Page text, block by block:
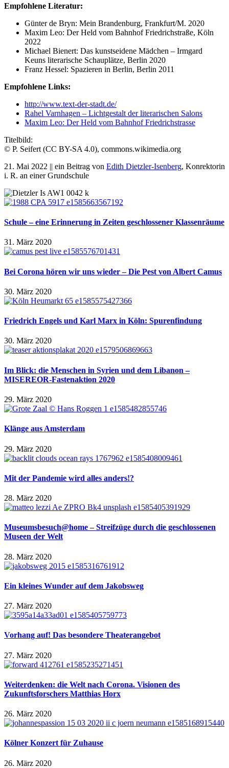
Empfohlene Literatur:
Günter de Bryn: Mein Brandenburg, Frankfurt/M. 2020
Maxim Leo: Der Held vom Bahnhof Friedrichstraße, Köln
2022
Michael Bienert: Das kunstseidene Mädchen – Irmgard
Keuns literarische Schauplätze, Berlin 2020
Franz Hessel: Spazieren in Berlin, Berlin 2011
Empfohlene Links:
http://www.text-der-stadt.de/
Rahel Varnhagen – Lichtgestalt der literarischen Salons
Maxim Leo: Der Held vom Bahnhof Friedrichstrasse
Titelbild:
© P. Seifert (CC BY-SA 4.0), commons.wikimedia.org
21. Mai 2022 || ein Beitrag von Edith Dietzler-Isenberg, Konrektorin
i. R. an einer Grundschule
Schule – eine Erinnerung in Zeiten geschlossener Klassenräume
31. März 2020
Bei Corona hören wir uns wieder – Die Pest von Albert Camus
30. März 2020
Friedrich Engels und Karl Marx in Köln: Spurenfindung
30. März 2020
Im Blick: die Menschen in Syrien und dem Libanon –
MISEREOR-Fastenaktion 2020
29. März 2020
Klänge aus Amsterdam
29. März 2020
Mit der Pandemie wird alles anders!?
28. März 2020
Museumsbesuch@home – Streifzüge durch die geschlossenen
Museen der Welt
28. März 2020
Ein kleines Wunder auf dem Jakobsweg
27. März 2020
Vorhang auf! Das besondere Theaterangebot
27. März 2020
Weiterdenken: die Welt nach Corona. Visionen des
Zukunftsforschers Matthias Horx
26. März 2020
Kölner Konzert für Zuhause
26. März 2020